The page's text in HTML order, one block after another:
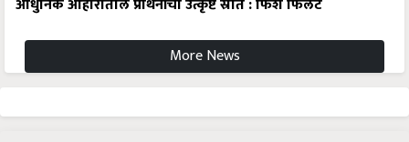
More News